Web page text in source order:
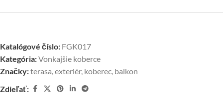
Katalógové číslo: FGK017
Kategória:Vonkajšie koberce
Značky:terasa,exteriér, koberec, balkon
Zdieľať: